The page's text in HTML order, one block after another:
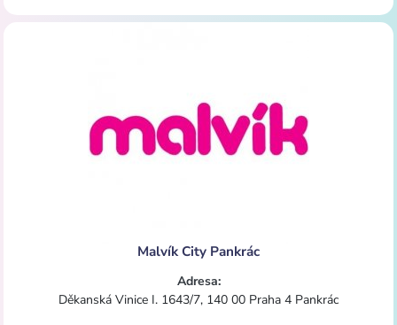
Malvík City Pankrác
Adresa:
Děkanská Vinice I. 1643/7, 140 00 Praha 4 Pankrác